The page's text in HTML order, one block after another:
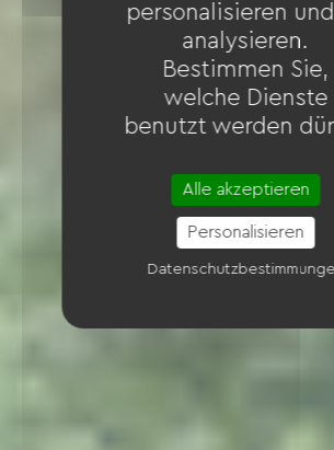
personalisieren
analysieren.
Bestimmen Sie,
welche Dienste
benutzt werden
Alle akzeptieren
Personalisieren